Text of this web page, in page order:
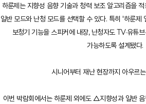
하룬제는 지향성 음향 기술과 청력 보조 알고리즘을
일반 모드와 난청 모드를 선택할 수 있다. 특히 '하룬
보청기 기능을 스피커에 내장, 난청자도 TV·유튜
가능하도록 설계됐다.
시니어부터 재난 현장까지 아우르
이번 박람회에서는 하룬제 외에도 △지향성과 일반